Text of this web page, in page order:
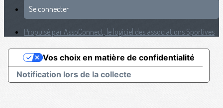
Se connecter
Propulsé par AssoConnect, le logiciel des associations Sportives
Notification lors de la collecte
Vos choix en matière de confidentialité